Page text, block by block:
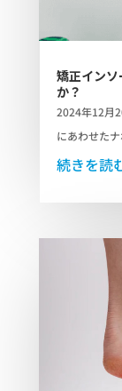
矯正イン
か？
2024年12月
にあわせた
続きを読